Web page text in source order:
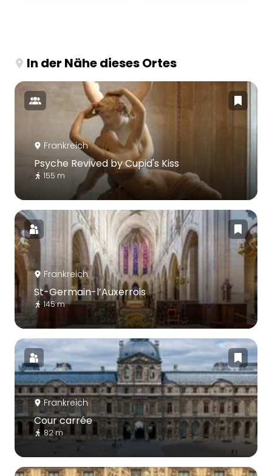
In der Nähe dieses Ortes
Frankreich
Psyche Revived by Cupid's Kiss
155 m
Frankreich
St-Germain-l’Auxerrois
145 m
Frankreich
Cour carrée
82 m